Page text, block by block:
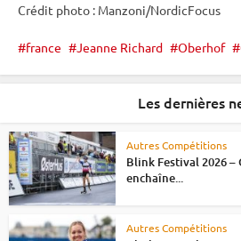
Crédit photo : Manzoni/NordicFocus
france Jeanne Richard Oberhof
Les dernières
Autres Compétitions
Blink Festival 2026 –
enchaîne...
Autres Compétitions